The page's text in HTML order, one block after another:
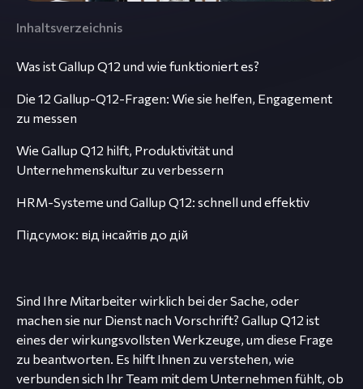
Inhaltsverzeichnis
Was ist Gallup Q12 und wie funktioniert es?
Die 12 Gallup-Q12-Fragen: Wie sie helfen, Engagement
zu messen
Wie Gallup Q12 hilft, Produktivität und
Unternehmenskultur zu verbessern
HRM-Systeme und Gallup Q12: schnell und effektiv
Підсумок: від інсайтів до дій
Sind Ihre Mitarbeiter wirklich bei der Sache, oder
machen sie nur Dienst nach Vorschrift? Gallup Q12 ist
eines der wirkungsvollsten Werkzeuge, um diese Frage
zu beantworten. Es hilft Ihnen zu verstehen, wie
verbunden sich Ihr Team mit dem Unternehmen fühlt, ob